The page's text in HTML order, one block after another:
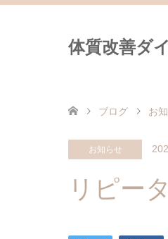
体質改善ダ
ブログ お
お知らせ
リピー